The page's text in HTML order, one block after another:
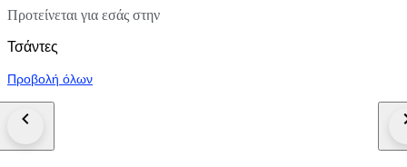
Προτείνεται για εσάς στην
Τσάντες
Προβολή όλων